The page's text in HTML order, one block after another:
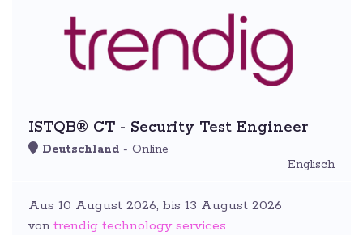
ISTQB® CT - Security Test Engineer
Deutschland - Online
Englisch
Aus 10 August 2026, bis 13 August 2026
von trendig technology services